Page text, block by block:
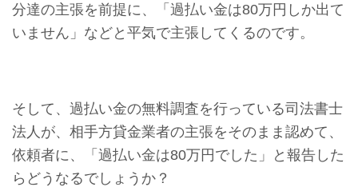
分達の主張を前提に、「過払い金は80万円しか出て
いません」などと平気で主張してくるのです。
そして、過払い金の無料調査を行っている司法書士
法人が、相手方貸金業者の主張をそのまま認めて、
依頼者に、「過払い金は80万円でした」と報告した
らどうなるでしょうか？